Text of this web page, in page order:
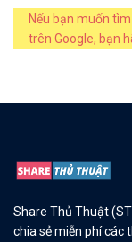
Nếu bạn muốn
trên Google, bạn
Share Thủ Thuật
chia sẻ miễn phí các